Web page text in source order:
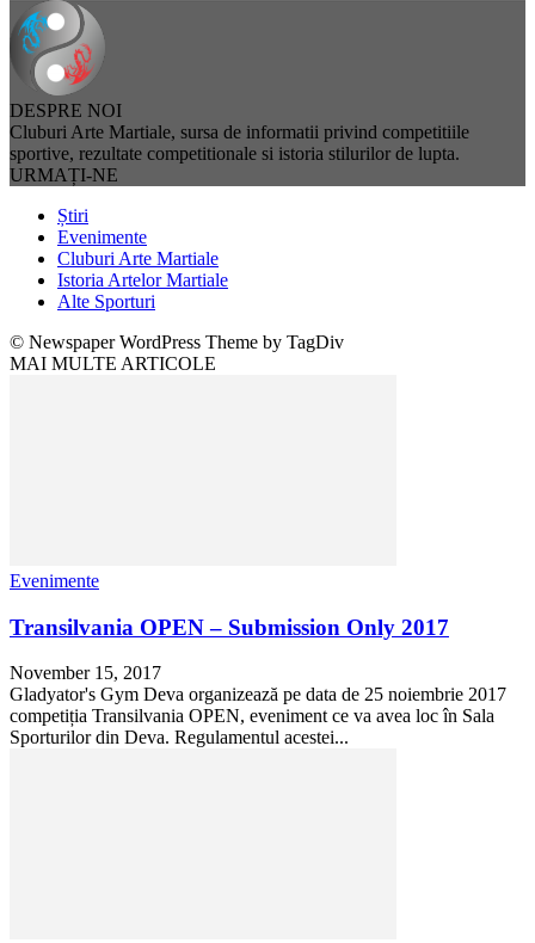
DESPRE NOI
Cluburi Arte Martiale, sursa de informatii privind competitiile
sportive, rezultate competitionale si istoria stilurilor de lupta.
URMAȚI-NE
Știri
Evenimente
Cluburi Arte Martiale
Istoria Artelor Martiale
Alte Sporturi
© Newspaper WordPress Theme by TagDiv
MAI MULTE ARTICOLE
Evenimente
Transilvania OPEN – Submission Only 2017
November 15, 2017
Gladyator's Gym Deva organizează pe data de 25 noiembrie 2017
competiția Transilvania OPEN, eveniment ce va avea loc în Sala
Sporturilor din Deva. Regulamentul acestei...